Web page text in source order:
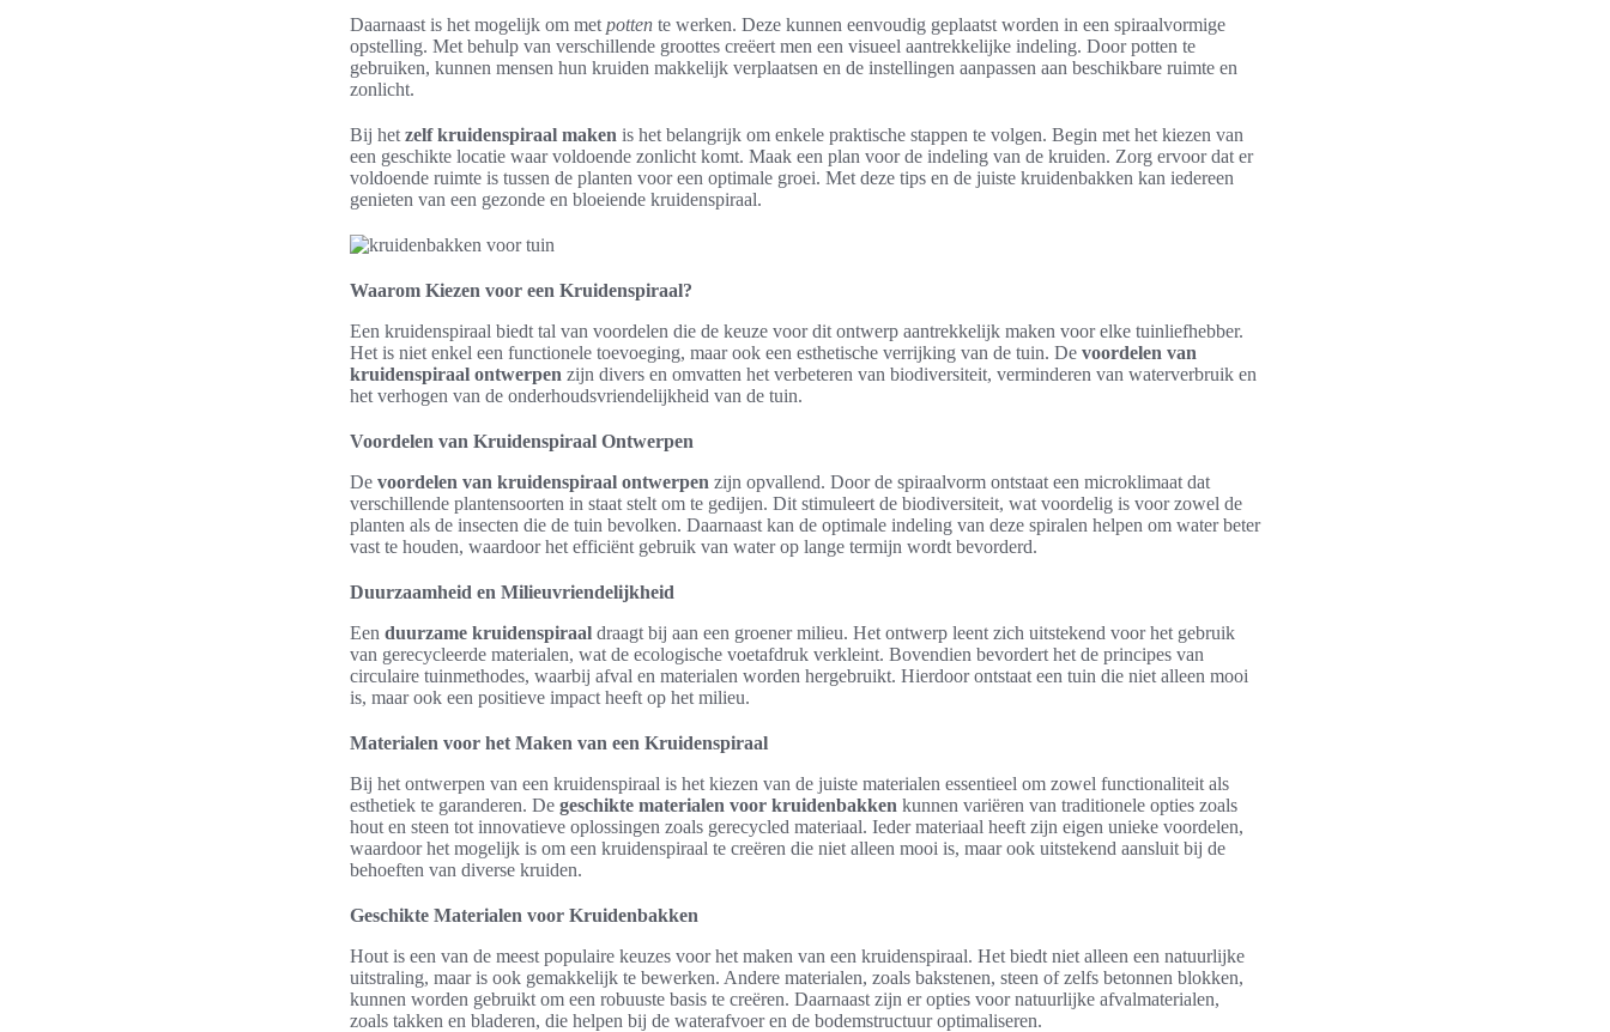
Daarnaast is het mogelijk om met potten te werken. Deze kunnen eenvoudig geplaatst worden in een spiraalvormige
opstelling. Met behulp van verschillende groottes creëert men een visueel aantrekkelijke indeling. Door potten te
gebruiken, kunnen mensen hun kruiden makkelijk verplaatsen en de instellingen aanpassen aan beschikbare ruimte en
zonlicht.
Bij het zelf kruidenspiraal maken is het belangrijk om enkele praktische stappen te volgen. Begin met het kiezen van
een geschikte locatie waar voldoende zonlicht komt. Maak een plan voor de indeling van de kruiden. Zorg ervoor dat er
voldoende ruimte is tussen de planten voor een optimale groei. Met deze tips en de juiste kruidenbakken kan iedereen
genieten van een gezonde en bloeiende kruidenspiraal.
Waarom Kiezen voor een Kruidenspiraal?
Een kruidenspiraal biedt tal van voordelen die de keuze voor dit ontwerp aantrekkelijk maken voor elke tuinliefhebber.
Het is niet enkel een functionele toevoeging, maar ook een esthetische verrijking van de tuin. De voordelen van
kruidenspiraal ontwerpen zijn divers en omvatten het verbeteren van biodiversiteit, verminderen van waterverbruik en
het verhogen van de onderhoudsvriendelijkheid van de tuin.
Voordelen van Kruidenspiraal Ontwerpen
De voordelen van kruidenspiraal ontwerpen zijn opvallend. Door de spiraalvorm ontstaat een microklimaat dat
verschillende plantensoorten in staat stelt om te gedijen. Dit stimuleert de biodiversiteit, wat voordelig is voor zowel de
planten als de insecten die de tuin bevolken. Daarnaast kan de optimale indeling van deze spiralen helpen om water beter
vast te houden, waardoor het efficiënt gebruik van water op lange termijn wordt bevorderd.
Duurzaamheid en Milieuvriendelijkheid
Een duurzame kruidenspiraal draagt bij aan een groener milieu. Het ontwerp leent zich uitstekend voor het gebruik
van gerecycleerde materialen, wat de ecologische voetafdruk verkleint. Bovendien bevordert het de principes van
circulaire tuinmethodes, waarbij afval en materialen worden hergebruikt. Hierdoor ontstaat een tuin die niet alleen mooi
is, maar ook een positieve impact heeft op het milieu.
Materialen voor het Maken van een Kruidenspiraal
Bij het ontwerpen van een kruidenspiraal is het kiezen van de juiste materialen essentieel om zowel functionaliteit als
esthetiek te garanderen. De geschikte materialen voor kruidenbakken kunnen variëren van traditionele opties zoals
hout en steen tot innovatieve oplossingen zoals gerecycled materiaal. Ieder materiaal heeft zijn eigen unieke voordelen,
waardoor het mogelijk is om een kruidenspiraal te creëren die niet alleen mooi is, maar ook uitstekend aansluit bij de
behoeften van diverse kruiden.
Geschikte Materialen voor Kruidenbakken
Hout is een van de meest populaire keuzes voor het maken van een kruidenspiraal. Het biedt niet alleen een natuurlijke
uitstraling, maar is ook gemakkelijk te bewerken. Andere materialen, zoals bakstenen, steen of zelfs betonnen blokken,
kunnen worden gebruikt om een robuuste basis te creëren. Daarnaast zijn er opties voor natuurlijke afvalmaterialen,
zoals takken en bladeren, die helpen bij de waterafvoer en de bodemstructuur optimaliseren.